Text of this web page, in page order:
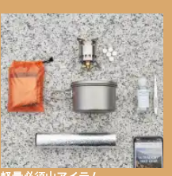
山に持ち込むと快適性や安心感をグッ
と引き上げてくれる――そんな意外性
のあるアイテムを紹介